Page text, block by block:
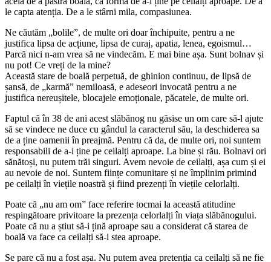
le capta atenția. De a le stârni mila, compasiunea.
Ne căutăm „bolile”, de multe ori doar închipuite, pentru a ne
justifica lipsa de acțiune, lipsa de curaj, apatia, lenea, egoismul…
Parcă nici n-am vrea să ne vindecăm. E mai bine așa. Sunt bolnav și
nu pot! Ce vreți de la mine?
Această stare de boală perpetuă, de ghinion continuu, de lipsă de
șansă, de „karmă” nemiloasă, e adeseori invocată pentru a ne
justifica nereușitele, blocajele emoționale, păcatele, de multe ori.
Faptul că în 38 de ani acest slăbănog nu găsise un om care să-l ajute
să se vindece ne duce cu gândul la caracterul său, la deschiderea sa
de a ține oamenii în preajmă. Pentru că da, de multe ori, noi suntem
responsabili de a-i ține pe ceilalți aproape. La bine și rău. Bolnavi ori
sănătoși, nu putem trăi singuri. Avem nevoie de ceilalți, așa cum și ei
au nevoie de noi. Suntem ființe comunitare și ne împlinim primind
pe ceilalți în viețile noastră și fiind prezenți în viețile celorlalți.
Poate că „nu am om” face referire tocmai la această atitudine
respingătoare privitoare la prezența celorlalți în viața slăbănogului.
Poate că nu a știut să-i țină aproape sau a considerat că starea de
boală va face ca ceilalți să-i stea aproape.
Se pare că nu a fost așa. Nu putem avea pretenția ca ceilalți să ne fie